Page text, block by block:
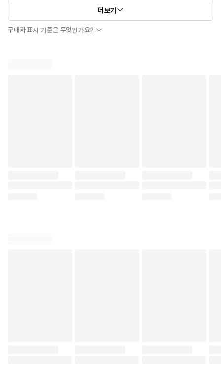
더보기
구매자 표시 기준은 무엇인가요?